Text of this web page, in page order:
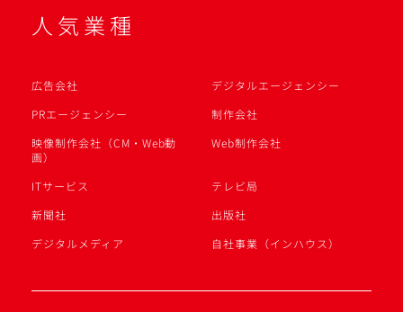
人気業種
広告会社
デジタルエージェンシー
PRエージェンシー
制作会社
映像制作会社（CM・Web動
画）
Web制作会社
ITサービス
テレビ局
新聞社
出版社
デジタルメディア
自社事業（インハウス）